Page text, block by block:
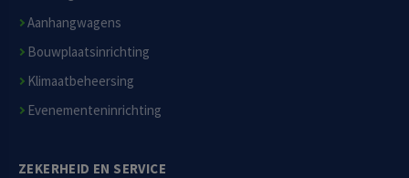
Aanhangwagens
Bouwplaatsinrichting
Klimaatbeheersing
Evenementeninrichting
ZEKERHEID EN SERVICE